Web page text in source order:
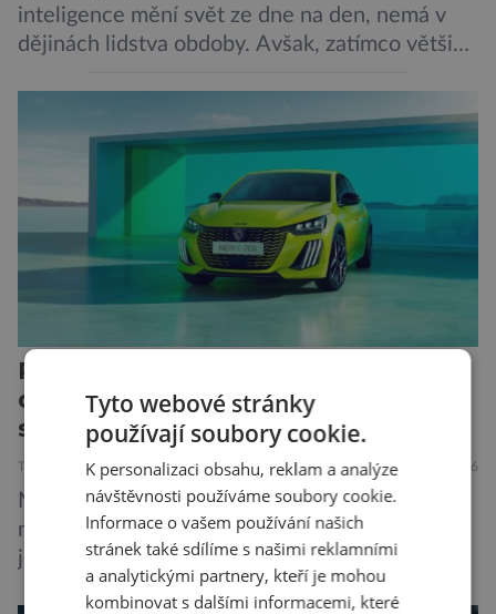
inteligence mění svět ze dne na den, nemá v
dějinách lidstva obdoby. Avšak, zatímco většina
bezpečnostní experti upozorňují na mnohem
méně nápadné riziko. Podle některých
odborníků by už během příštích dvou let mohly
pokročilé systémy AI výrazně usnadnit
kybernetické útoky […]
Peugeot E-208: Francouzské lvíče
dospělo. Nabízí rekordní dojezd,
styl i radost z jízdy
16.7.2026
Malé elektromobily už dávno nejsou jen
městskými přibližovadly. Nový Peugeot E-208
je toho důkazem. Francouzský hatchback si
zachoval svůj atraktivní design, přidal delší
Tyto webové stránky
používají soubory cookie.
K personalizaci obsahu, reklam a analýze
návštěvnosti používáme soubory cookie.
Informace o vašem používání našich
stránek také sdílíme s našimi reklamními
a analytickými partnery, kteří je mohou
kombinovat s dalšími informacemi, které